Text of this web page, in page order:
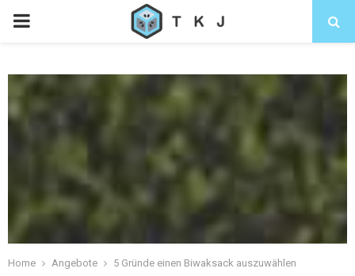
Home Angebote 5 Gründe einen Biwaksack auszuwählen